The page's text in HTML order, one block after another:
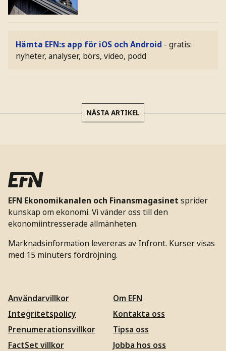
Hämta EFN:s app för iOS och Android - gratis:
nyheter, analyser, börs, video, podd
NÄSTA ARTIKEL
EFN Ekonomikanalen och Finansmagasinet sprider
kunskap om ekonomi. Vi vänder oss till den
ekonomiintresserade allmänheten.
Marknadsinformation levereras av Infront. Kurser visas
med 15 minuters fördröjning.
Användarvillkor
Integritetspolicy
Prenumerationsvillkor
FactSet villkor
Om EFN
Kontakta oss
Tipsa oss
Jobba hos oss